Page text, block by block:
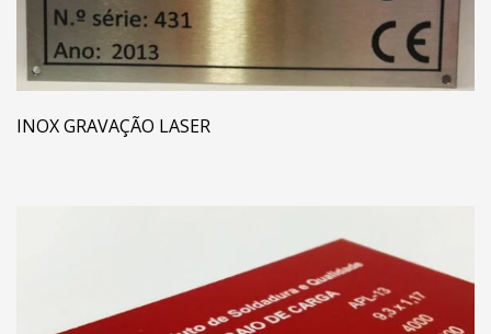
INOX GRAVAÇÃO LASER